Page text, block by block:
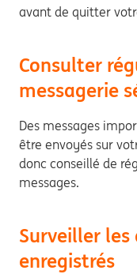
avant de quitter
Consulter
messagerie
Des messages
être envoyés sur
donc conseillé de
messages.
Surveiller
enregistrés